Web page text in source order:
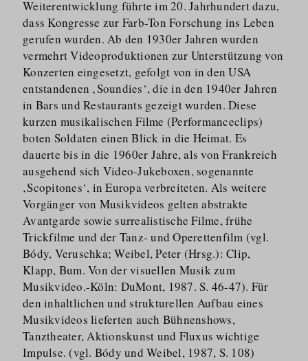
Weiterent­wicklung führte im 20. Jahrhundert dazu,
dass Kongresse zur Farb-Ton Forschung ins Leben
gerufen wurden. Ab den 1930er Jahren wurden
vermehrt Videopro­duktionen zur Unterstützung von
Konzerten eingesetzt, gefolgt von in den USA
entstandenen ‚Soundies‘, die in den 1940er Jahren
in Bars und Restaurants gezeigt wurden. Diese
kurzen musikalischen Filme (Performanceclips)
boten Soldaten einen Blick in die Heimat. Es
dauerte bis in die 1960er Jahre, als von Frankreich
ausgehend sich Video-Jukeboxen, sogenannte
‚Scopitones‘, in Europa verbreiteten. Als weitere
Vorgänger von Musikvideos gelten abstrakte
Avantgarde sowie surrealistische Filme, frühe
Trickfilme und der Tanz- und Operettenfilm (vgl.
Bódy, Veruschka; Weibel, Peter (Hrsg.): Clip,
Klapp, Bum. Von der visuellen Musik zum
Musikvideo.-Köln: DuMont, 1987. S. 46-47). Für
den inhaltlichen und strukturellen Aufbau eines
Musikvideos lieferten auch Bühnenshows,
Tanztheater, Aktionskunst und Fluxus wichtige
Impulse. (vgl. Bódy und Weibel, 1987, S. 108)